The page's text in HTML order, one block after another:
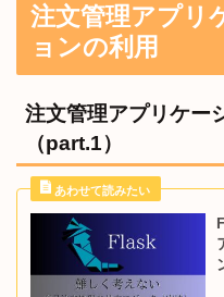
注文管理アプリ
ョンの利用
注文管理アプリケー
（part.1）